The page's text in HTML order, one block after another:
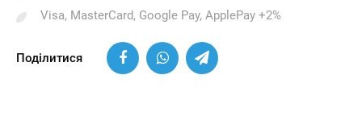
Visa, MasterCard, Google Pay, ApplePay +2%
Поділитися